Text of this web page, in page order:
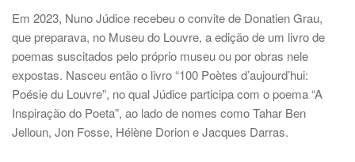
Em 2023, Nuno Júdice recebeu o convite de Donatien Grau,
que preparava, no Museu do Louvre, a edição de um livro de
poemas suscitados pelo próprio museu ou por obras nele
expostas. Nasceu então o livro “100 Poètes d’aujourd’hui:
Poésie du Louvre”, no qual Júdice participa com o poema “A
Inspiração do Poeta”, ao lado de nomes como Tahar Ben
Jelloun, Jon Fosse, Hélène Dorion e Jacques Darras.